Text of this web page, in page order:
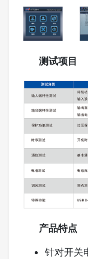
测试项目
产品特点
针对开关